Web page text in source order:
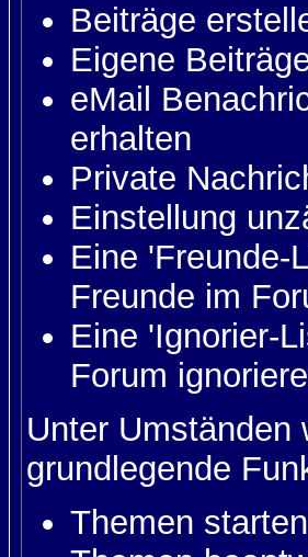
Beiträge
Eigene
eMail
erhalten
Private
Einstellung
Eine 'Freunde-
Freunde im
Eine 'Ignorier-
Forum
Unter Umständen
grundlegende
Themen starten